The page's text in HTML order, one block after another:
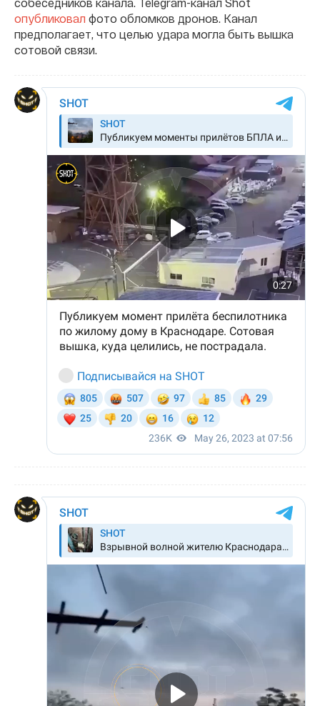
опубликовал фото обломков дронов. Канал
предполагает, что целью удара могла быть вышка
сотовой связи.